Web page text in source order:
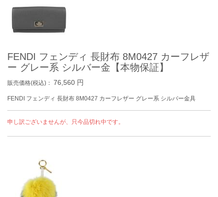
FENDI フェンディ 長財布 8M0427 カーフレザ
ー グレー系 シルバー金【本物保証】
販売価格(税込)： 76,560 円
FENDI フェンディ 長財布 8M0427 カーフレザー グレー系 シルバー金具
申し訳ございませんが、只今品切れ中です。